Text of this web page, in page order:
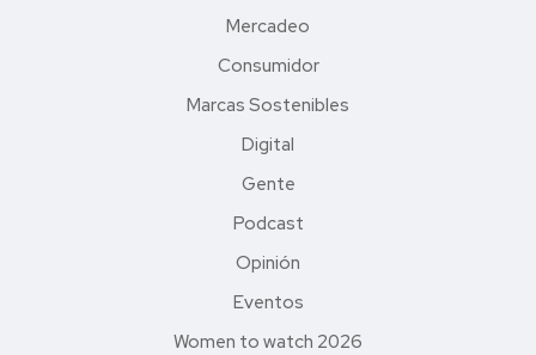
Mercadeo
Consumidor
Marcas Sostenibles
Digital
Gente
Podcast
Opinión
Eventos
Women to watch 2026